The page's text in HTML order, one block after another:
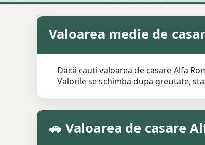
Valoarea medie de
Dacă cauți valoarea de casare Alfa
Valorile se schimbă după greutate,
🚗 Valoarea de casare